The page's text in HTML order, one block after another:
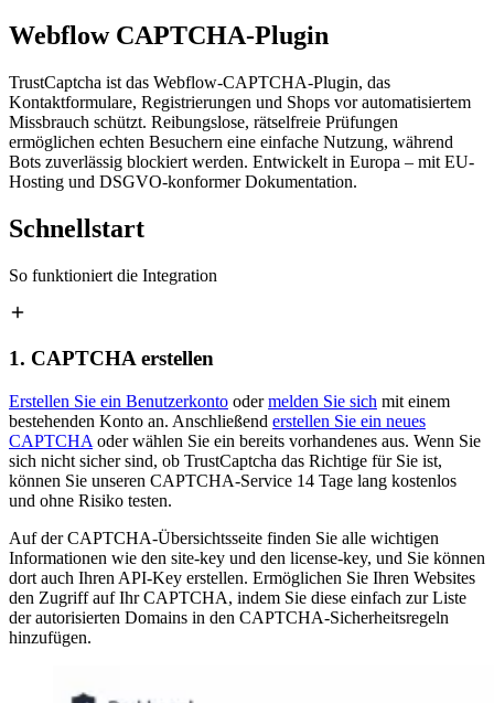
Webflow CAPTCHA-Plugin
TrustCaptcha ist das Webflow-CAPTCHA-Plugin, das
Kontaktformulare, Registrierungen und Shops vor automatisiertem
Missbrauch schützt. Reibungslose, rätselfreie Prüfungen
ermöglichen echten Besuchern eine einfache Nutzung, während
Bots zuverlässig blockiert werden. Entwickelt in Europa – mit EU-
Hosting und DSGVO-konformer Dokumentation.
Schnellstart
So funktioniert die Integration
1. CAPTCHA erstellen
Erstellen Sie ein Benutzerkonto odermelden Sie sich mit einem
bestehenden Konto an. Anschließend erstellen Sie ein neues
CAPTCHA oder wählen Sie ein bereits vorhandenes aus. Wenn Sie
sich nicht sicher sind, ob TrustCaptcha das Richtige für Sie ist,
können Sie unseren CAPTCHA-Service 14 Tage lang kostenlos
und ohne Risiko testen.
Auf der CAPTCHA-Übersichtsseite finden Sie alle wichtigen
Informationen wie den site-key und den license-key, und Sie können
dort auch Ihren API-Key erstellen. Ermöglichen Sie Ihren Websites
den Zugriff auf Ihr CAPTCHA, indem Sie diese einfach zur Liste
der autorisierten Domains in den CAPTCHA-Sicherheitsregeln
hinzufügen.